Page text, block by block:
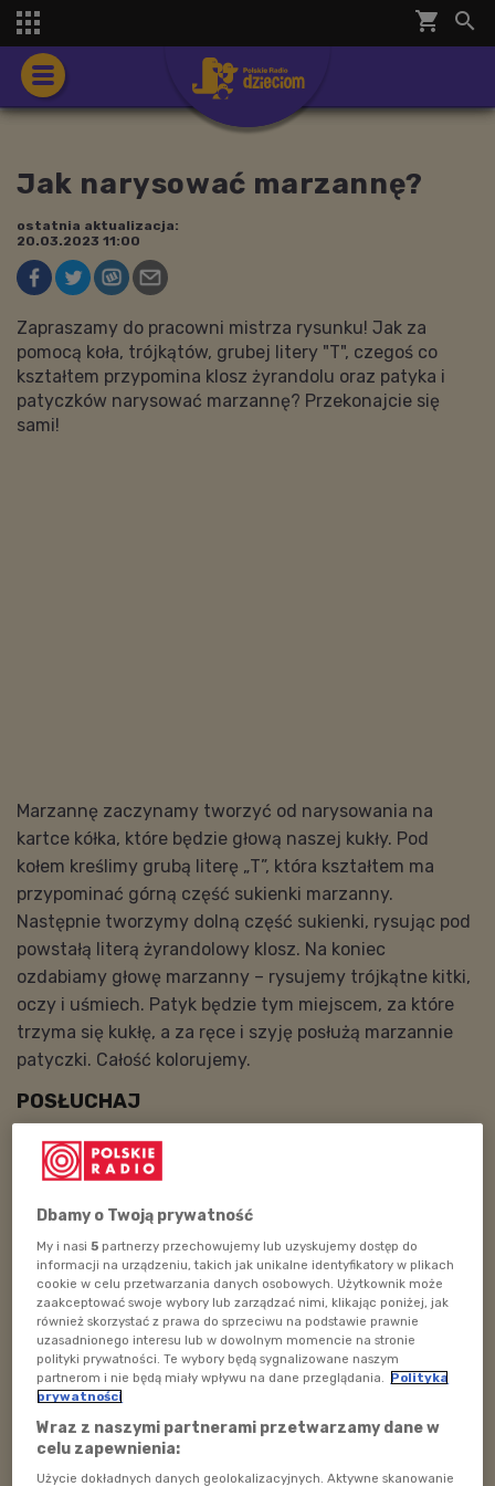
shopping_cart 

Jak narysować marzannę?
ostatnia aktualizacja:
20.03.2023 11:00
Zapraszamy do pracowni mistrza rysunku! Jak za
pomocą koła, trójkątów, grubej litery "T", czegoś co
kształtem przypomina klosz żyrandolu oraz patyka i
patyczków narysować marzannę? Przekonajcie się
sami!
Marzannę zaczynamy tworzyć od narysowania na
kartce kółka, które będzie głową naszej kukły. Pod
kołem kreślimy grubą literę „T”, która kształtem ma
przypominać górną część sukienki marzanny.
Następnie tworzymy dolną część sukienki, rysując pod
powstałą literą żyrandolowy klosz. Na koniec
ozdabiamy głowę marzanny – rysujemy trójkątne kitki,
oczy i uśmiech. Patyk będzie tym miejscem, za które
trzyma się kukłę, a za ręce i szyję posłużą marzannie
patyczki. Całość kolorujemy.
POSŁUCHAJ
02:53
Audycja:Stworek Potworek
Prowadzi:Wojciech Słupiński
Data emisji:23.03.2022
Godzina: 11.45.
"Stworek Potworek"
Dbamy o Twoją prywatność
My i nasi5 partnerzy przechowujemy lub uzyskujemy dostęp do
informacji na urządzeniu, takich jak unikalne identyfikatory w plikach
cookie w celu przetwarzania danych osobowych. Użytkownik może
zaakceptować swoje wybory lub zarządzać nimi, klikając poniżej, jak
również skorzystać z prawa do sprzeciwu na podstawie prawnie
uzasadnionego interesu lub w dowolnym momencie na stronie
polityki prywatności. Te wybory będą sygnalizowane naszym
partnerom i nie będą miały wpływu na dane przeglądania. Polityka
prywatności
Wraz z naszymi partnerami przetwarzamy dane w
celu zapewnienia:
Użycie dokładnych danych geolokalizacyjnych. Aktywne skanowanie